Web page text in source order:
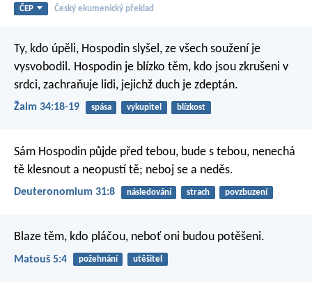
ČEP Český ekumenický překlad
Ty, kdo úpěli, Hospodin slyšel, ze všech soužení je
vysvobodil. Hospodin je blízko těm, kdo jsou zkrušeni v
srdci, zachraňuje lidi, jejichž duch je zdeptán.
Žalm 34:18-19 spása vykupitel blízkost
Sám Hospodin půjde před tebou, bude s tebou, nenechá
tě klesnout a neopustí tě; neboj se a neděs.
Deuteronomium 31:8 následování strach povzbuzení
Blaze těm, kdo pláčou, neboť oni budou potěšeni.
Matouš 5:4 požehnání utěšitel